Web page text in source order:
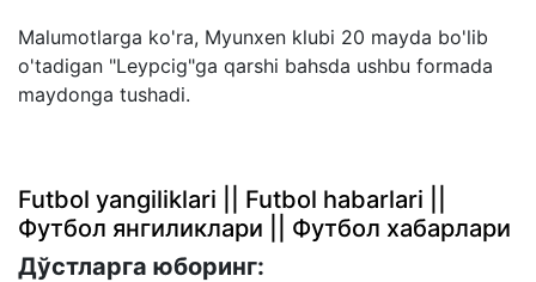
Malumotlarga ko'ra, Myunxen klubi 20 mayda bo'lib
o'tadigan "Leypcig"ga qarshi bahsda ushbu formada
maydonga tushadi.
Futbol yangiliklari || Futbol habarlari ||
Футбол янгиликлари || Футбол хабарлари
Дўстларга юборинг: